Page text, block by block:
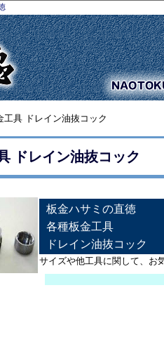
工具 ドレイン油抜コック
ドレイン油抜コック
板金ハサミの直徳
各種板金工具
ドレイン油抜コック
サイズや他工具に関して、お